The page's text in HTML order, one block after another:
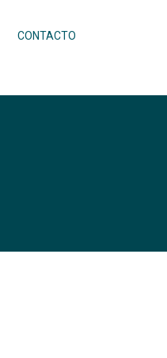
CONTACTO